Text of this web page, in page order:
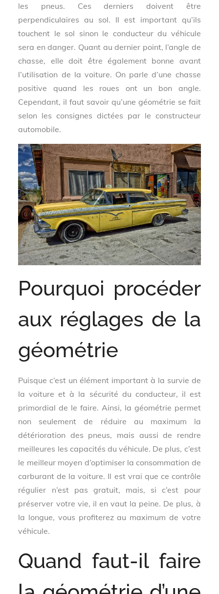
les pneus. Ces derniers doivent être
perpendiculaires au sol. Il est important qu’ils
touchent le sol sinon le conducteur du véhicule
sera en danger. Quant au dernier point, l’angle de
chasse, elle doit être également bonne avant
l’utilisation de la voiture. On parle d’une chasse
positive quand les roues ont un bon angle.
Cependant, il faut savoir qu’une géométrie se fait
selon les consignes dictées par le constructeur
automobile.
Pourquoi procéder
aux réglages de la
géométrie
Puisque c’est un élément important à la survie de
la voiture et à la sécurité du conducteur, il est
primordial de le faire. Ainsi, la géométrie permet
non seulement de réduire au maximum la
détérioration des pneus, mais aussi de rendre
meilleures les capacités du véhicule. De plus, c’est
le meilleur moyen d’optimiser la consommation de
carburant de la voiture. Il est vrai que ce contrôle
régulier n’est pas gratuit, mais, si c’est pour
préserver votre vie, il en vaut la peine. De plus, à
la longue, vous profiterez au maximum de votre
véhicule.
Quand faut-il faire